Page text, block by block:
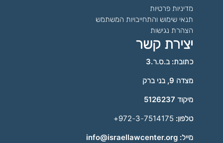
מדיניות פרטיות
תנאי שימוש והתחייבויות המשתמש
הצהרת נגישות
יצירת קשר
כתובת: ב.ס.ר.3
מצדה 9, בני ברק
מיקוד 5126237
טלפון:
מייל: info@israellawcenter.org